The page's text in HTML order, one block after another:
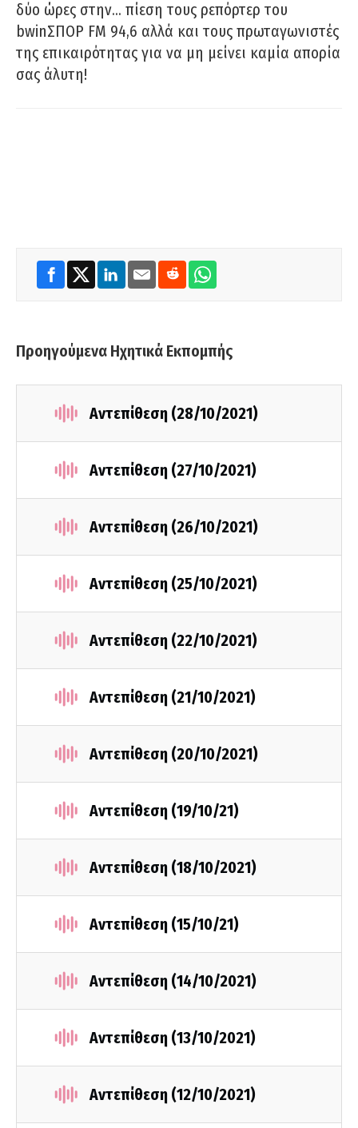
δύο ώρες στην… πίεση τους ρεπόρτερ του
bwinΣΠΟΡ FM 94,6 αλλά και τους πρωταγωνιστές
της επικαιρότητας για να μη μείνει καμία απορία
σας άλυτη!
Προηγούμενα Ηχητικά Εκπομπής
Αντεπίθεση (28/10/2021)
Αντεπίθεση (27/10/2021)
Αντεπίθεση (26/10/2021)
Αντεπίθεση (25/10/2021)
Αντεπίθεση (22/10/2021)
Αντεπίθεση (21/10/2021)
Αντεπίθεση (20/10/2021)
Αντεπίθεση (19/10/21)
Αντεπίθεση (18/10/2021)
Αντεπίθεση (15/10/21)
Αντεπίθεση (14/10/2021)
Αντεπίθεση (13/10/2021)
Αντεπίθεση (12/10/2021)